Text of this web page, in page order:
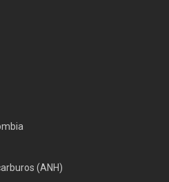
(ANH)